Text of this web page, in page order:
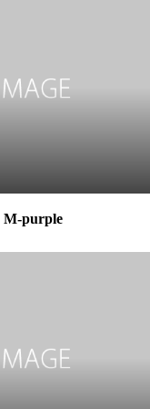
purple